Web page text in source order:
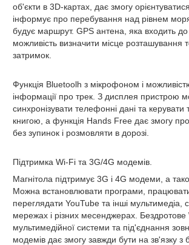
об'єкти в 3D-картах, дає змогу
інформує про перебування над рівнем
будує маршрут. GPS антена, яка входить
можливість визначити місце розташування
затримок.
Функція Bluetoolh з мікрофоном і
інформації про трек. З дисплея пристрою
синхронізувати телефонні дані та
книгою, а функція Hands Free дає змогу
без зупинок і розмовляти в дорозі.
Підтримка Wi-Fi та 3G/4G модемів.
Магнітола підтримує 3G і 4G модеми, а
Можна встановлювати програми, працювати
переглядати YouTube та інші мультимедіа,
мережах і різних месенджерах.
мультимедійної системи та під'єднання
модемів дає змогу завжди бути на зв'язку з